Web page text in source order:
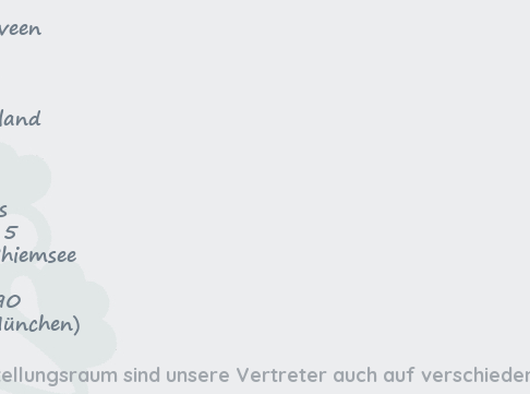
sind unsere Vertreter auch auf